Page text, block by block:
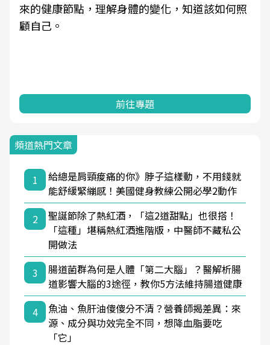
來的健康節點，理解身體的變化，知道該如何照
顧自己。
前往專題
頻道熱門文章
1
給總是肩頸痠痛的你》脖子這樣動，不用錢就
能舒緩緊繃感！美國健身教練公開必學2動作
2
聖誕節除了熱紅酒，「這2道甜點」也很搭！
「這種」堪稱熱紅酒進階版，中醫師不藏私公
開做法
3
腸道菌群為何是人體「第二大腦」？醫解析腸
道影響大腦的3途徑，教你5方法維持腸道健康
4
魚油、魚肝油傻傻分不清？營養師揭差異：來
源、成分與功效完全不同，想降血脂要吃
「它」